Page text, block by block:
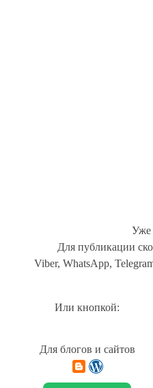
Уже
Для публикации
Viber, WhatsApp,
Или кнопкой:
Для блогов и сайтов